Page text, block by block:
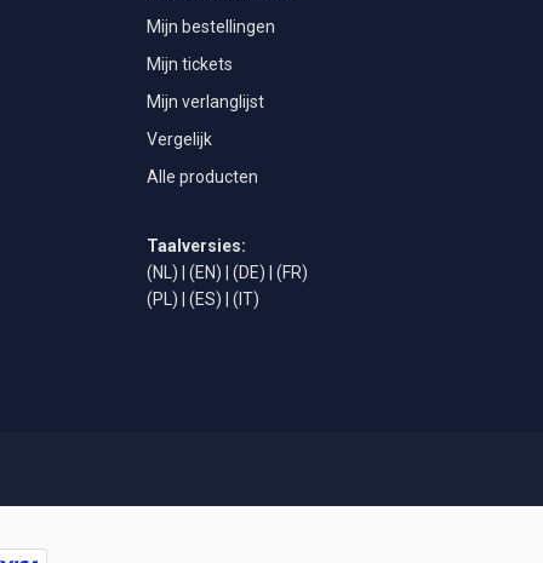
Mijn bestellingen
Mijn tickets
Mijn verlanglijst
Vergelijk
Alle producten
Taalversies:
(NL) | (EN) | (DE) | (FR)
(PL) | (ES) | (IT)